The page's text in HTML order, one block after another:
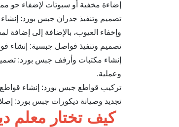
إضاءة مخفية أو سبوتات لإضفاء جو
تصميم وتنفيذ جدران جبس بورد:
وإخفاء العيوب، بالإضافة إلى
تصميم وتنفيذ فواصل جبسية: إنشاء
إنشاء مكتبات وأرفف جبس بورد:
وعملية.
تركيب قواطع جبس بورد: إنشاء
تجديد وصيانة ديكورات جبس بورد:
كيف تختار